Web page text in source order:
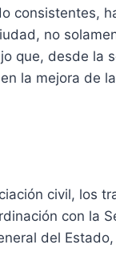
consistentes,
no
que, desde la
la mejora de
civil, los
con la
del